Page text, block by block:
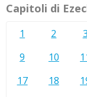
Capitoli di
1 2 3
9
10
17
18